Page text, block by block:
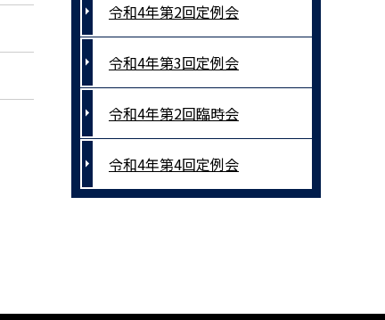
令和4年第2回定例会
令和4年第3回定例会
令和4年第2回臨時会
令和4年第4回定例会